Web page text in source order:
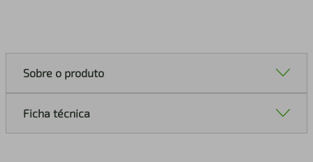
Sobre o produto
Ficha técnica